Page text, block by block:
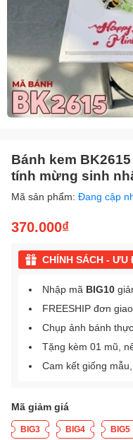
Bánh kem
tính mừng sinh
Mã sản phẩm: Đang cập
370.000₫
CHÍNH SÁCH - ƯU
Nhập mã BIG10
FREESHIP đơn
Chụp ảnh bánh
Tặng kèm 01 mũ,
Cam kết giống
Mã giảm giá
BIG3 BIG4 BIG5